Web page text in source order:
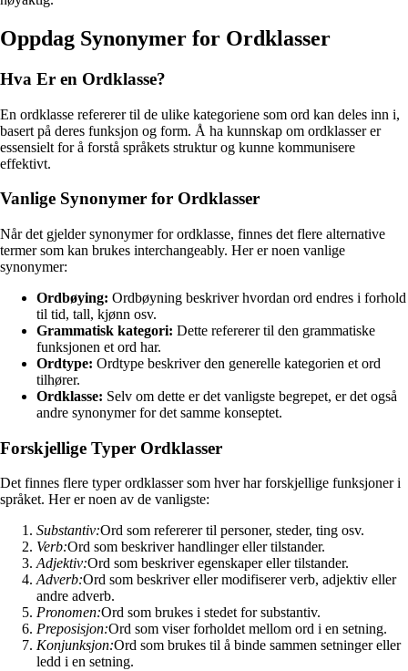
Oppdag Synonymer for Ordklasser
Hva Er en Ordklasse?
En ordklasse refererer til de ulike kategoriene som ord kan deles inn i,
basert på deres funksjon og form. Å ha kunnskap om ordklasser er
essensielt for å forstå språkets struktur og kunne kommunisere
effektivt.
Vanlige Synonymer for Ordklasser
Når det gjelder synonymer for ordklasse, finnes det flere alternative
termer som kan brukes interchangeably. Her er noen vanlige
synonymer:
Ordbøying: Ordbøyning beskriver hvordan ord endres i forhold
til tid, tall, kjønn osv.
Grammatisk kategori: Dette refererer til den grammatiske
funksjonen et ord har.
Ordtype: Ordtype beskriver den generelle kategorien et ord
tilhører.
Ordklasse: Selv om dette er det vanligste begrepet, er det også
andre synonymer for det samme konseptet.
Forskjellige Typer Ordklasser
Det finnes flere typer ordklasser som hver har forskjellige funksjoner i
språket. Her er noen av de vanligste:
Substantiv:Ord som refererer til personer, steder, ting osv.
Verb:Ord som beskriver handlinger eller tilstander.
Adjektiv:Ord som beskriver egenskaper eller tilstander.
Adverb:Ord som beskriver eller modifiserer verb, adjektiv eller
andre adverb.
Pronomen:Ord som brukes i stedet for substantiv.
Preposisjon:Ord som viser forholdet mellom ord i en setning.
Konjunksjon:Ord som brukes til å binde sammen setninger eller
ledd i en setning.